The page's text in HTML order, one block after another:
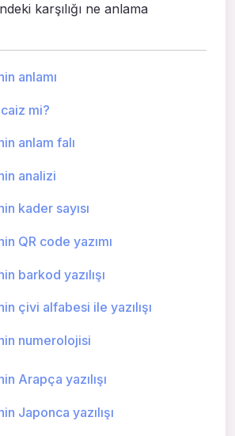
karşılığı ne anlama
anlamı
mi?
anlam falı
analizi
kader sayısı
QR code yazımı
barkod yazılışı
çivi alfabesi ile yazılışı
numerolojisi
Arapça yazılışı
Japonca yazılışı